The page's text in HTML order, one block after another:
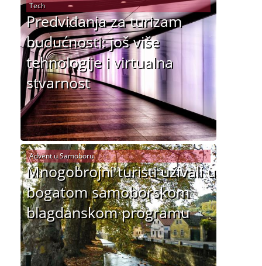
Predviđanja za turizam
budućnosti: još više
tehnologije i virtualna
stvarnost
Tech
Mnogobrojni turisti uživali u
bogatom samoborskom
blagdanskom programu
Advent u Samoboru